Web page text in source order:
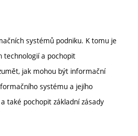
systémů podniku. K tomu je
technologií a pochopit
jak mohou být informační
systému a jejího
také pochopit základní zásady